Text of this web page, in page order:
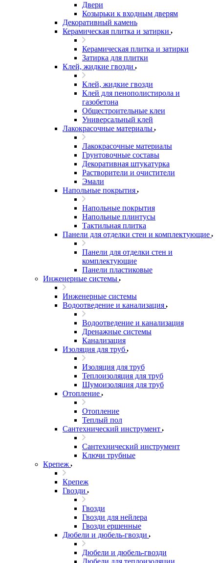
Двери
Козырьки к входным дверям
Декоративный камень
Керамическая плитка и затирки
Керамическая плитка и затирки
Затирка для плитки
Клей, жидкие гвозди
Клей, жидкие гвозди
Клей для пенополистирола и
газобетона
Общестроительные клеи
Универсальный клей
Лакокрасочные материалы
Лакокрасочные материалы
Грунтовочные составы
Декоративная штукатурка
Растворители и очистители
Эмали
Напольные покрытия
Напольные покрытия
Напольные плинтусы
Тактильная плитка
Панели для отделки стен и комплектующие
Панели для отделки стен и
комплектующие
Панели пластиковые
Инженерные системы
Инженерные системы
Водоотведение и канализация
Водоотведение и канализация
Дренажные системы
Канализация
Изоляция для труб
Изоляция для труб
Теплоизоляция для труб
Шумоизоляция для труб
Отопление
Отопление
Теплый пол
Сантехнический инструмент
Сантехнический инструмент
Ключи трубные
Крепеж
Крепеж
Гвозди
Гвозди
Гвозди для нейлера
Гвозди ершенные
Дюбели и дюбель-гвозди
Дюбели и дюбель-гвозди
Дюбели для теплоизоляции